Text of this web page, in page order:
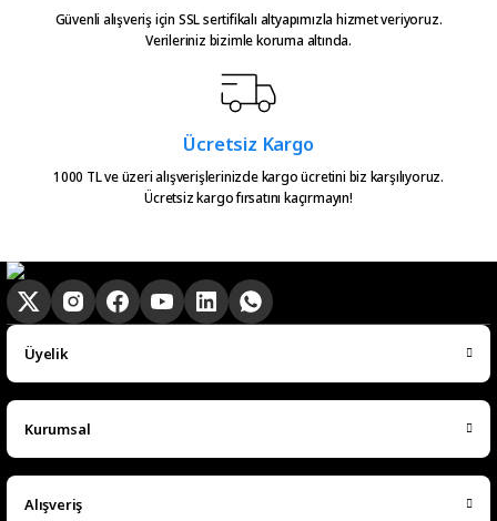
Güvenli alışveriş için SSL sertifikalı altyapımızla hizmet veriyoruz.
Verileriniz bizimle koruma altında.
Ücretsiz Kargo
1000 TL ve üzeri alışverişlerinizde kargo ücretini biz karşılıyoruz.
Ücretsiz kargo fırsatını kaçırmayın!
Üyelik
Kurumsal
Alışveriş